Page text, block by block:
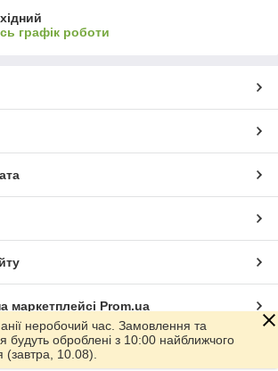
графік роботи
маркетплейсі Prom.ua
неробочий час. Замовлення та
будуть оброблені з 10:00 найближчого
(завтра, 10.08).